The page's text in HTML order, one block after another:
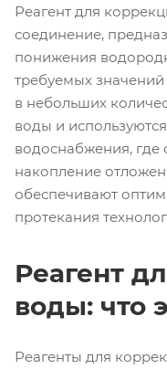
Реагент для
соединение,
понижения
требуемых
в небольших
воды и
водоснабжения,
накопление
обеспечивают
протекания
Реагент
воды: что
Реагенты для